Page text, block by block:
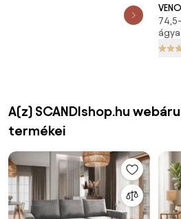
+ 2
A(z) SCANDIshop.hu
termékei